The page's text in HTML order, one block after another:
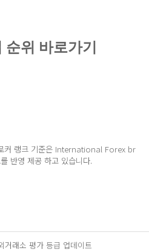
위 바로가기
커 랭크 기준은 International Forex br
반영 제공 하고 있습니다.
거래소 평가 등급 업데이트